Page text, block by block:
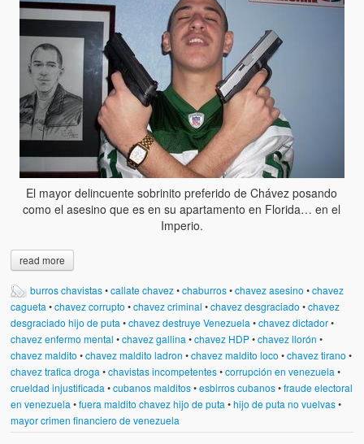
El mayor delincuente sobrinito preferido de Chávez posando
como el asesino que es en su apartamento en Florida… en el
Imperio.
read more
burros chavistas•callate chavez•chaburros•chavez asesino •chavez
cagueta •chavez corrupto •chavez criminal •chavez desgraciado •chavez
desgraciado hijo de puta •chavez destruye Venezuela •chavez dictador•
chavez enfermo mental •chavez gallina •chavez HDP•chavez llorón •
chavez maldito •chavez maldito ladron •chavez maldito loco •chavez tirano •
chavez trafica droga •chavistas incompetentes•corrupción en venezuela •
crueldad injustificada •cubanos malditos•esbirros cubanos•fraude electoral
en venezuela •fuera maldito chavez hijo de puta •hijo de puta no vuelvas•
mayor crimen financiero de venezuela